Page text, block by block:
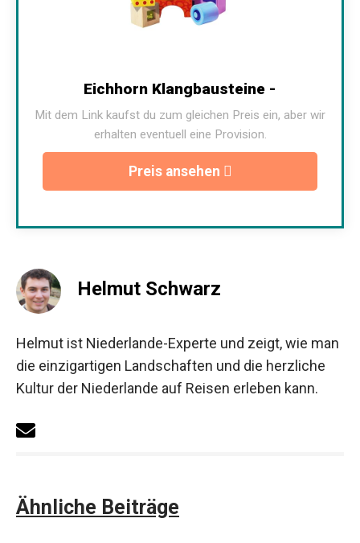
Eichhorn Klangbausteine -
Mit dem Link kaufst du zum gleichen Preis ein, aber wir
erhalten eventuell eine Provision.
Preis ansehen
Helmut Schwarz
Helmut ist Niederlande-Experte und zeigt, wie man
die einzigartigen Landschaften und die herzliche
Kultur der Niederlande auf Reisen erleben kann.
Ähnliche Beiträge